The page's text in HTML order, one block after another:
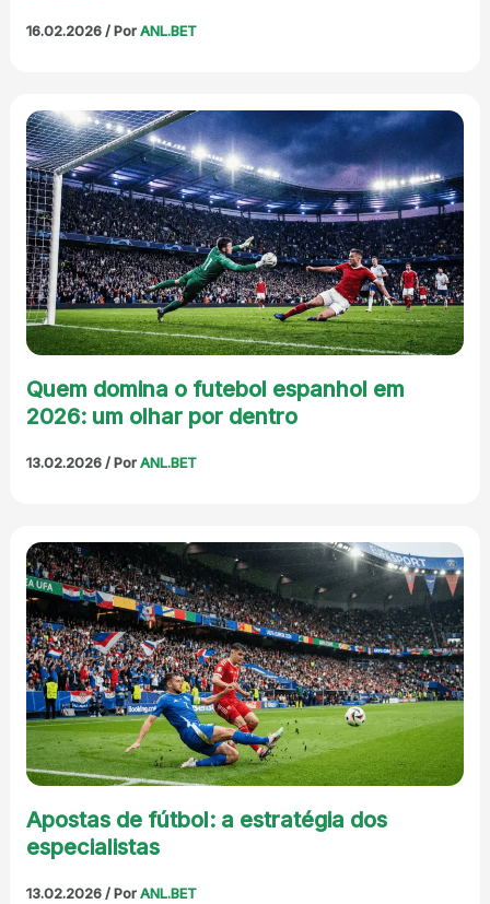
16.02.2026/ PorANL.BET
Quem domina o futebol espanhol em
2026: um olhar por dentro
13.02.2026/ PorANL.BET
Apostas de fútbol: a estratégia dos
especialistas
13.02.2026/ PorANL.BET